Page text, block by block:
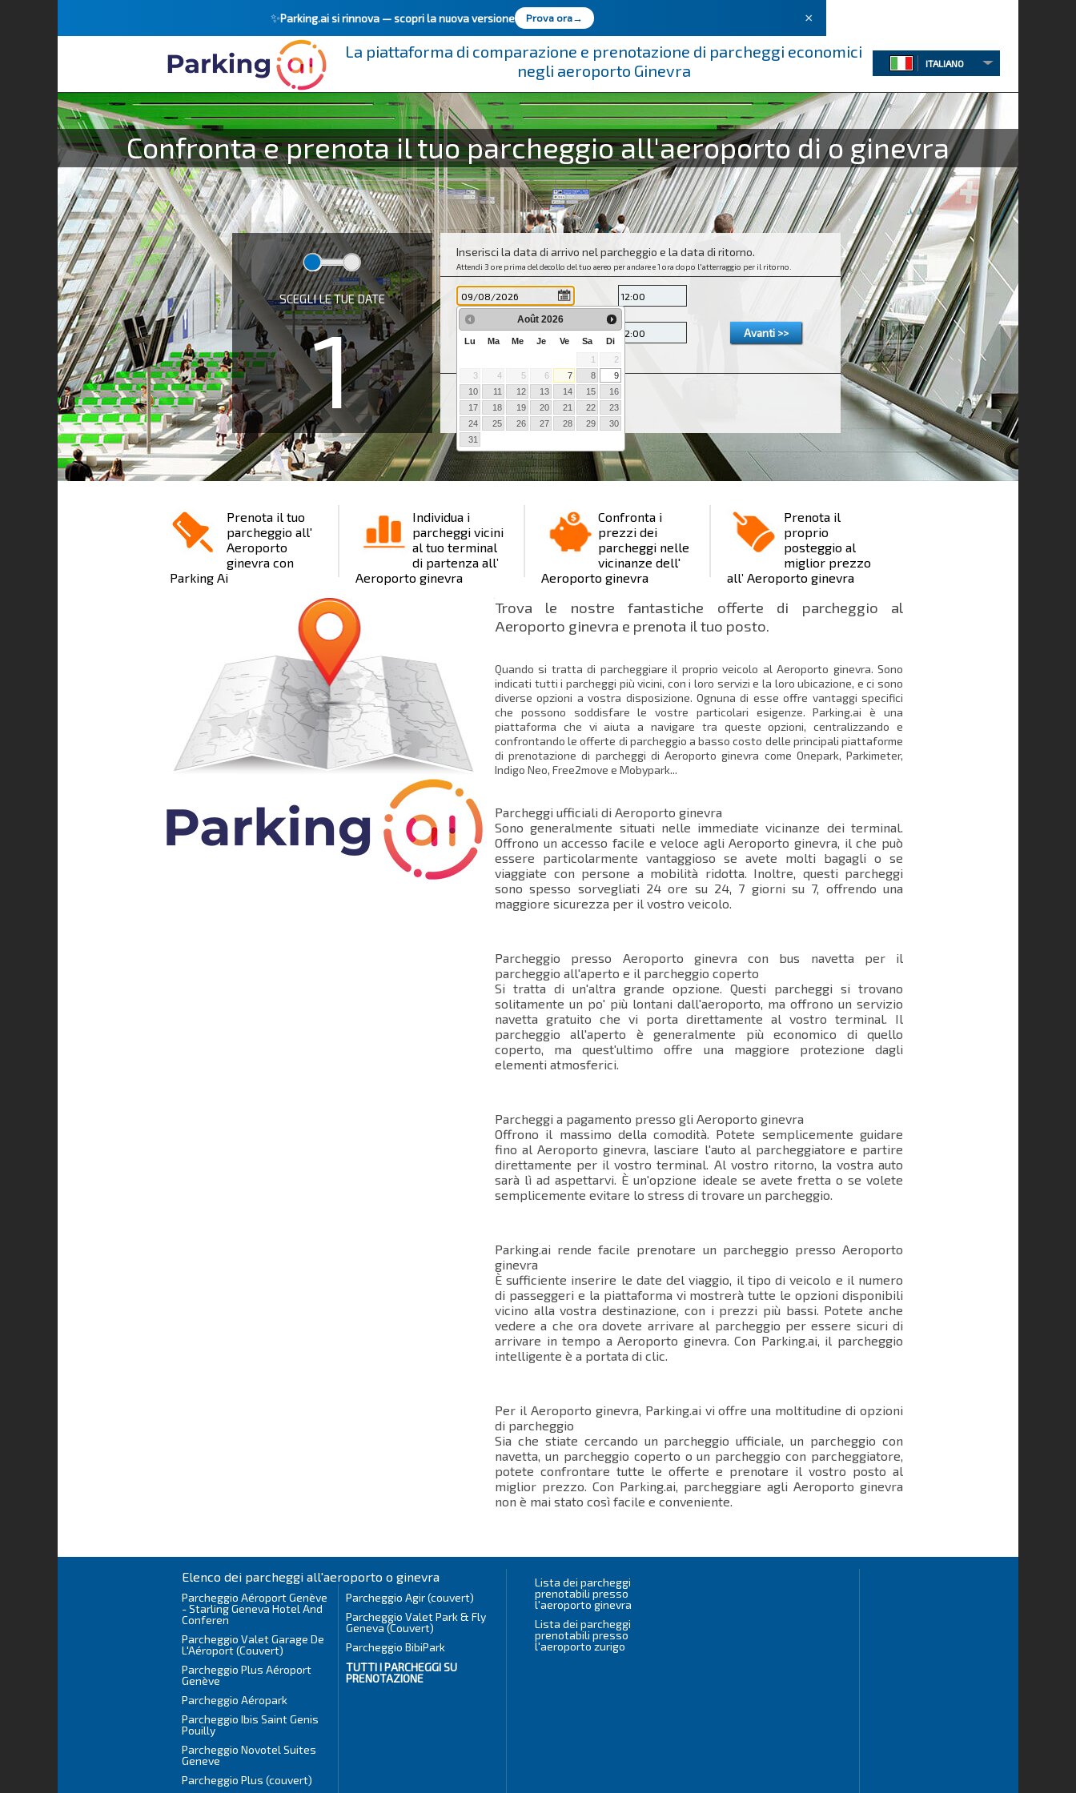
✨Parking.ai si rinnova —scopri la nuova versione Prova ora→ ×
La piattaforma di comparazione e prenotazione di parcheggi economici
negli aeroporto Ginevra
ITALIANO
Confronta e prenota il tuo parcheggio all'aeroporto di o ginevra
SCEGLI LE TUE DATE
1
Inserisci la data di arrivo nel parcheggio e la data di ritorno.
Attendi 3 ore prima del decollo del tuo aereo per andare e 1 ora dopo l'atterraggio per il ritorno.
Luogo : Aeroporto o ginevra
A che ora decolloa il tuo aereo? :
Prenota il tuo
parcheggio all'
Aeroporto
ginevra con
Parking Ai
Individua i
parcheggi vicini
al tuo terminal
di partenza all’
Aeroporto ginevra
Confronta i
prezzi dei
parcheggi nelle
vicinanze dell'
Aeroporto ginevra
Prenota il
proprio
posteggio al
miglior prezzo
all’ Aeroporto ginevra
Trova le nostre fantastiche offerte di parcheggio al
Aeroporto ginevra e prenota il tuo posto.
Quando si tratta di parcheggiare il proprio veicolo al Aeroporto ginevra. Sono
indicati tutti i parcheggi più vicini, con i loro servizi e la loro ubicazione, e ci sono
diverse opzioni a vostra disposizione. Ognuna di esse offre vantaggi specifici
che possono soddisfare le vostre particolari esigenze. Parking.ai è una
piattaforma che vi aiuta a navigare tra queste opzioni, centralizzando e
confrontando le offerte di parcheggio a basso costo delle principali piattaforme
di prenotazione di parcheggi di Aeroporto ginevra come Onepark, Parkimeter,
Indigo Neo, Free2move e Mobypark...
Parcheggi ufficiali di Aeroporto ginevra
Sono generalmente situati nelle immediate vicinanze dei terminal.
Offrono un accesso facile e veloce agli Aeroporto ginevra, il che può
essere particolarmente vantaggioso se avete molti bagagli o se
viaggiate con persone a mobilità ridotta. Inoltre, questi parcheggi
sono spesso sorvegliati 24 ore su 24, 7 giorni su 7, offrendo una
maggiore sicurezza per il vostro veicolo.
Parcheggio presso Aeroporto ginevra con bus navetta per il
parcheggio all'aperto e il parcheggio coperto
Si tratta di un'altra grande opzione. Questi parcheggi si trovano
solitamente un po' più lontani dall'aeroporto, ma offrono un servizio
navetta gratuito che vi porta direttamente al vostro terminal. Il
parcheggio all'aperto è generalmente più economico di quello
coperto, ma quest'ultimo offre una maggiore protezione dagli
elementi atmosferici.
Parcheggi a pagamento presso gli Aeroporto ginevra
Offrono il massimo della comodità. Potete semplicemente guidare
fino al Aeroporto ginevra, lasciare l'auto al parcheggiatore e partire
direttamente per il vostro terminal. Al vostro ritorno, la vostra auto
sarà lì ad aspettarvi. È un'opzione ideale se avete fretta o se volete
semplicemente evitare lo stress di trovare un parcheggio.
Parking.ai rende facile prenotare un parcheggio presso Aeroporto
ginevra
È sufficiente inserire le date del viaggio, il tipo di veicolo e il numero
di passeggeri e la piattaforma vi mostrerà tutte le opzioni disponibili
vicino alla vostra destinazione, con i prezzi più bassi. Potete anche
vedere a che ora dovete arrivare al parcheggio per essere sicuri di
arrivare in tempo a Aeroporto ginevra. Con Parking.ai, il parcheggio
intelligente è a portata di clic.
Per il Aeroporto ginevra, Parking.ai vi offre una moltitudine di opzioni
di parcheggio
Sia che stiate cercando un parcheggio ufficiale, un parcheggio con
navetta, un parcheggio coperto o un parcheggio con parcheggiatore,
potete confrontare tutte le offerte e prenotare il vostro posto al
miglior prezzo. Con Parking.ai, parcheggiare agli Aeroporto ginevra
non è mai stato così facile e conveniente.
Elenco dei parcheggi all'aeroporto o ginevra
Parcheggio Aéroport Genève
- Starling Geneva Hotel And
Conferen
Parcheggio Valet Garage De
L'Aéroport (Couvert)
Parcheggio Plus Aéroport
Genève
Parcheggio Aéropark
Parcheggio Ibis Saint Genis
Pouilly
Parcheggio Novotel Suites
Geneve
Parcheggio Plus (couvert)
Parcheggio Agir (couvert)
Parcheggio Valet Park & Fly
Geneva (Couvert)
Parcheggio BibiPark
TUTTI IPARCHEGGI SU
PRENOTAZIONE
Lista dei parcheggi
prenotabili presso
l'aeroporto ginevra
Lista dei parcheggi
prenotabili presso
l'aeroporto zurigo
Août 2026
Lu Ma Me Je Ve Sa
Di
1
2
3
4 5 6 7 8
9
10
11 12 13 14 15
16
17
18 19 20 21 22
23
24
25 26 27 28 29
30
31